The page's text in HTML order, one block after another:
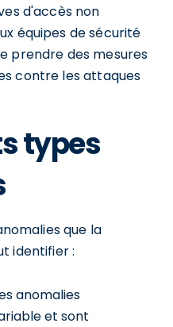
d'accès non
équipes de sécurité
prendre des mesures
contre les attaques
types
que la
identifier :
anomalies
et sont